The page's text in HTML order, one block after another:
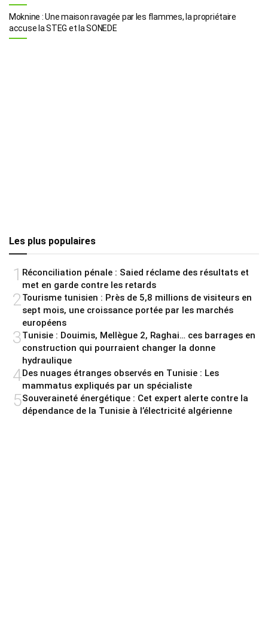
Moknine : Une maison ravagée par les flammes, la propriétaire
accuse la STEG et la SONEDE
Les plus populaires
1 Réconciliation pénale : Saied réclame des résultats et
met en garde contre les retards
2Tourisme tunisien : Près de 5,8 millions de visiteurs en
sept mois, une croissance portée par les marchés
européens
3Tunisie : Douimis, Mellègue 2, Raghai… ces barrages en
construction qui pourraient changer la donne
hydraulique
4Des nuages étranges observés en Tunisie : Les
mammatus expliqués par un spécialiste
5Souveraineté énergétique : Cet expert alerte contre la
dépendance de la Tunisie à l’électricité algérienne